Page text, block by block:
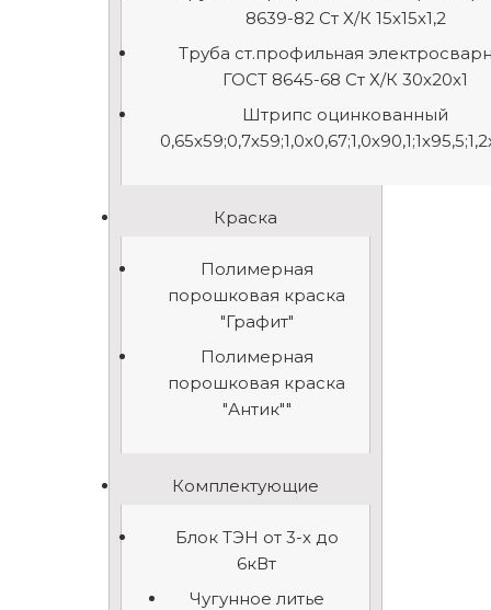
8639-82 Ст Х/К 15х15х1,2
Труба ст.профильная
ГОСТ 8645-68 Ст Х/К 30х20х1
Штрипс оцинкованный
Краска
Полимерная
порошковая краска
"Графит"
Полимерная
порошковая краска
"Антик""
Комплектующие
Блок ТЭН от 3-х до
6кВт
Чугунное литье